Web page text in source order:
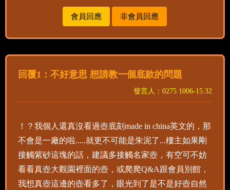
會員回應 非會員回應
回覆1：不好意思 想請教一個底款的問題
發言人：0275 1006-15:32
！？我個人還真沒看過壺底刻made in china英文的，那
不會是一廠的啦.....就更不可能是朱泥了...樓主如果剛
接觸紫砂這塊的話，建議多接觸名家壺，有空可不妨
看看真壺大觀園裡面的壺，或爬爬Q&A跟會員別館，
我想真壺這邊的壺看多了，眼光到了是不是好壺自然